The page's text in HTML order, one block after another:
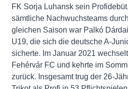
FK Sorja Luhansk sein
sämtliche Nachwuchsteams
gleichen Saison war Palkó
U19, die sich die deutsche A-
sicherte. Im Januar 2021
Fehérvár FC und kehrte im
zurück. Insgesamt trug der 26-